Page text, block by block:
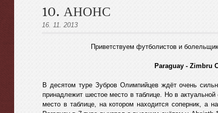
10. АНОНС
16. 11. 2013
Приветствуем футболистов и
Paraguay - Zimbru
В десятом туре Зубров Олимпийцев ждёт очень
принадлежит шестое место в таблице. Но в
место в таблице, на котором находится соперник, а